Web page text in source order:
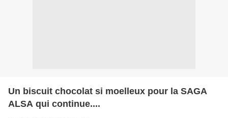
Un biscuit chocolat si moelleux pour la SAGA
ALSA qui continue....